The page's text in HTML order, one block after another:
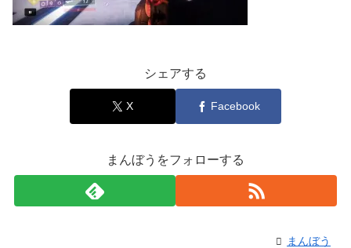
シェアする
X Facebook
まんぼうをフォローする
まんぼう